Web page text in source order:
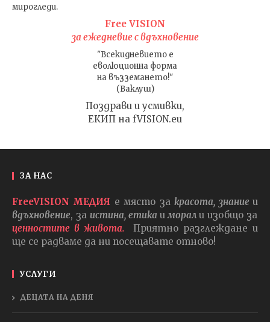
мирогледи.
Free VISION
за ежедневие с вдъхновение
"Всекидневието е
еволюционна форма
на възземането!"
(Ваклуш)
Поздрави и усмивки,
ЕКИП на fVISION.eu
ЗА НАС
FreeVISION МЕДИЯ е място закрасота, знаниеи
вдъхновение, за истина, етика и морали изобщо за
ценностите в живота.
Приятно разглеждане и
ще се радваме да ни посещавате отново!
УСЛУГИ
ДЕЦАТА НА ДЕНЯ